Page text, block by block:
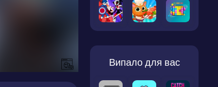
Випало для вас